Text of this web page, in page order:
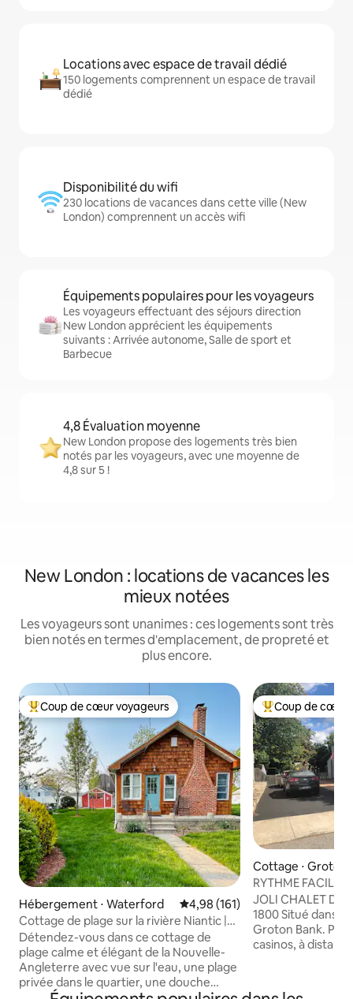
Locations avec espace de travail dédié
150 logements comprennent un espace de travail
dédié
Disponibilité du wifi
230 locations de vacances dans cette ville (New
London) comprennent un accès wifi
Équipements populaires pour les voyageurs
Les voyageurs effectuant des séjours direction
New London apprécient les équipements
suivants : Arrivée autonome, Salle de sport et
Barbecue
4,8 Évaluation moyenne
New London propose des logements très bien
notés par les voyageurs, avec une moyenne de
4,8 sur 5 !
New London : locations de vacances les
mieux notées
Les voyageurs sont unanimes : ces logements sont très
bien notés en termes d'emplacement, de propreté et
plus encore.
Coups de cœur voyageurs les plus appréciés
Coup de cœur voyageurs
Hébergement ⋅ Waterford Évaluation moyenne sur la
4,98 (161)
Cottage de plage sur la rivière Niantic |
Vue sur l'eau
Détendez-vous dans ce cottage de
plage calme et élégant de la Nouvelle-
Angleterre avec vue sur l'eau, une plage
privée dans le quartier, une douche
Coups de cœur
Coup de cœur
Cottage ⋅ Groton
RYTHME FACILE
JOLI CHALET DU
1800 Situé dans
Groton Bank.
casinos, à
Connecticut